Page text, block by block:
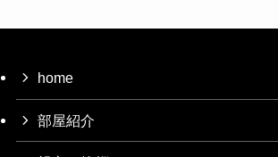
home
部屋紹介